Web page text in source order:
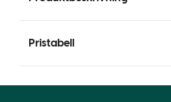
Pristabell